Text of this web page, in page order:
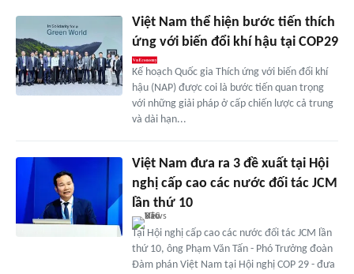
Việt Nam thể hiện bước tiến thích
ứng với biến đổi khí hậu tại COP29
Kế hoạch Quốc gia Thích ứng với biến đổi khí
hậu (NAP) được coi là bước tiến quan trọng
với những giải pháp ở cấp chiến lược cả trung
và dài hạn...
Việt Nam đưa ra 3 đề xuất tại Hội
nghị cấp cao các nước đối tác JCM
lần thứ 10
Tại Hội nghị cấp cao các nước đối tác JCM lần
thứ 10, ông Phạm Văn Tấn - Phó Trưởng đoàn
Đàm phán Việt Nam tại Hội nghị COP 29 - đưa